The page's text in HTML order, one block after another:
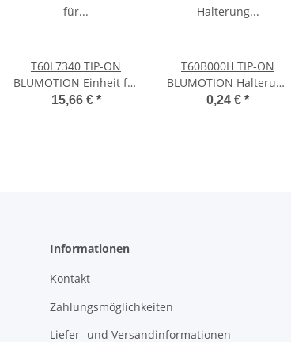
T60L7340 TIP-ON
BLUMOTION Einheit für
LEGRABOX/MOVENTO,
15,66 € *
T60B000H TIP-ON
BLUMOTION Halterung
Synchronisierungswelle,
0,24 € *
Informationen
Kontakt
Zahlungsmöglichkeiten
Liefer- und Versandinformationen